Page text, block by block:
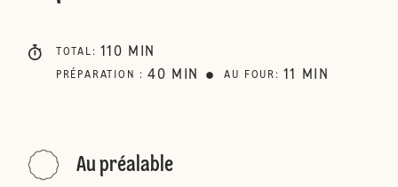
TOTAL : 110 MIN
PRÉPARATION : 40 MIN AU FOUR : 11 MIN
Au préalable